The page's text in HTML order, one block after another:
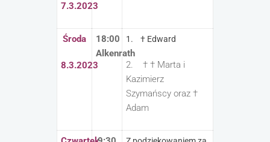
7.3.2023
Środa
8.3.2023
18:00
Alkenrath
1. † Edward
2. † † Marta i
Kazimierz
Szymańscy oraz †
Adam